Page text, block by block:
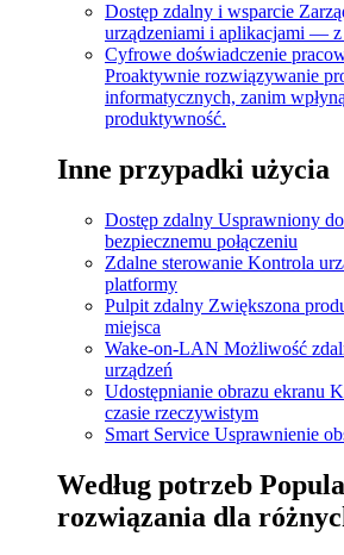
Dostęp zdalny i wsparcie
urządzeniami i aplikacjami — z
Cyfrowe doświadczenie
Proaktywnie rozwiązywanie
informatycznych, zanim
produktywność.
Inne przypadki użycia
Dostęp zdalny Usprawniony
bezpiecznemu połączeniu
Zdalne sterowanie Kontrola
platformy
Pulpit zdalny Zwiększona
miejsca
Wake-on-LAN Możliwość
urządzeń
Udostępnianie obrazu ekranu
czasie rzeczywistym
Smart Service Usprawnienie
Według potrzeb
rozwiązania dla